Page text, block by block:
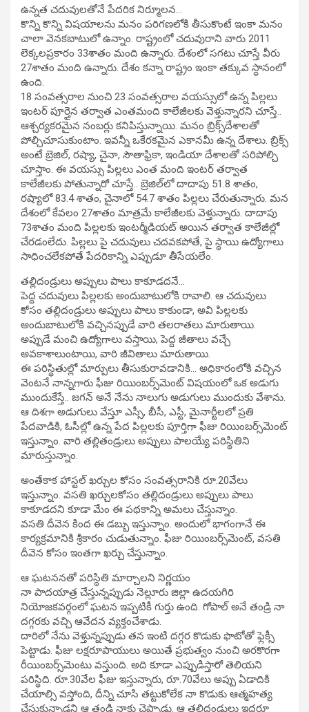
ఉన్నత చదువులతోనే పేదరిక నిర్మూలన…
కొన్ని కొన్ని విషయాలను మనం పరిగణలోకి తీసుకొంటే ఇంకా మనం
చాలా వెనకబాటులో ఉన్నాం. రాష్ట్రంలో చదువురాని వారు 2011
లెక్కలప్రకారం 33శాతం మంది ఉన్నారు. దేశంలో సగటు చూస్తే వీరు
27శాతం మంది ఉన్నారు. దేశం కన్నా రాష్ట్రం ఇంకా తక్కువ స్ధానంలో
ఉంది.
18 సంవత్సరాల నుంచి 23 సంవత్సరాల వయస్సులో ఉన్న పిల్లలు
ఇంటర్‌ పూర్తైన తర్వాత ఎంతమంది కాలేజీలకు వెళ్తున్నారని చూస్తే..
ఆశ్చర్యకరమైన నంబర్లు కనిపిస్తున్నాయి. మనం బ్రిక్స్‌దేశాలతో
పోల్చిచూసుకుంటాం. ఇవన్నీ ఒకేరకమైన ఎకానమీ ఉన్న దేశాలు. బ్రిక్స్‌
అంటే బ్రెజిల్, రష్యా, చైనా, సౌతాఫ్రికా, ఇండియా దేశాలతో సరిపోల్చి
చూస్తాం. ఈ వయస్సు పిల్లలు ఎంత మంది ఇంటర్‌ తర్వాత
కాలేజీలకు పోతున్నారో చూస్తే.. బ్రెజిల్‌లో దాదాపు 51.8 శాతం,
రష్యాలో 83.4 శాతం, చైనాలో 54.7 శాతం పిల్లలు చేరుతున్నారు. మన
దేశంలో కేవలం 27శాతం మాత్రమే కాలేజీలకు వెళ్తున్నారు. దాదాపు
73శాతం మంది పిల్లలకు ఇంటర్మీడియట్‌ అయిన తర్వాత కాలేజీల్లో
చేరడంలేదు. పిల్లలు పై చదువులు చదవకపోతే, పై స్ధాయి ఉద్యోగాలు
సాధించలేకపోతే పేదరికాన్ని ఎప్పుడూ తీసేయలేం.
తల్లిదండ్రులు అప్పులు పాలు కాకూడదనే…
పెద్ద చదువులు పిల్లలకు అందుబాటులోకి రావాలి. ఆ చదువులు
కోసం తల్లిదండ్రులు అప్పులు పాలు కాకుండా, అవి పిల్లలకు
అందుబాటులోకి వచ్చినప్పుడే వారి తలరాతలు మారుతాయి.
అప్పుడే మంచి ఉద్యోగాలు వస్తాయి, పెద్ద జీతాలు వచ్చే
అవకాశాలుంటాయి, వారి జీవితాలు మారుతాయి.
ఈ పరిస్థితుల్లో మార్పులు తీసుకురావడానికి… అధికారంలోకి వచ్చిన
వెంటనే నాన్నగారు ఫీజు రియింబర్స్‌మెంట్‌ విషయంలో ఒక అడుగు
ముందుకేస్తే.. జగన్‌ అనే నేను నాలుగు అడుగులు ముందుకు వేశాను.
ఆ దిశగా అడుగులు వేస్తూ ఎస్సీ, బీసీ, ఎస్టీ, మైనార్టీలలో ప్రతి
పేదవాడికి, ఓసీల్లో ఉన్న పేద పిల్లలకు పూర్తిగా ఫీజు రియింబర్స్‌మెంట్‌
ఇస్తున్నాం. వారి తల్లితండ్రులు అప్పులు పాలయ్యే పరిస్థితిని
మారుస్తున్నాం.
అంతేకాక హాస్టల్‌ ఖర్చుల కోసం సంవత్సరానికి రూ.20వేలు
ఇస్తున్నాం. వసతి ఖర్చులకోసం తల్లిదండ్రులు అప్పులు పాలు
కాకూడదని కూడా మేం ఈ పథకాన్ని అమలు చేస్తున్నాం.
వసతి దీవెన కింద ఈ డబ్బు ఇస్తున్నాం. అందులో భాగంగానే ఈ
కార్యక్రమానికి శ్రీకారం చుడుతున్నాం. ఫీజు రియింబర్స్‌మెంట్, వసతి
దీవెన కోసం ఇంతగా ఖర్చు చేస్తున్నాం.
ఆ ఘటననతో పరిస్ధితి మార్చాలని నిర్ణయం
నా పాదయాత్ర చేస్తున్నప్పుడు నెల్లూరు జిల్లా ఉదయగిరి
నియోజకవర్గంలో ఘటన ఇప్పటికీ గుర్తు ఉంది. గోపాల్‌ అనే తండ్రి నా
దగ్గరకు వచ్చి ఆవేదన వ్యక్తంచేశాడు.
దారిలో నేను వెళ్తున్నప్పుడు తన ఇంటి దగ్గర కొడుకు ఫొటోతో ఫ్లెక్సీ
పెట్టాడు. ఫీజు లక్షరూపాయులు అయితే ప్రభుత్వం నుంచి అరకొరగా
రీయింబర్స్‌మెంటు వస్తుంది. అది కూడా ఎప్పుడిస్తారో తెలియని
పరిస్థిది. రూ.30వేల ఫీజు ఇస్తున్నారు, రూ.70వేలు అప్పు ఏడాదికి
చేయాల్సి వస్తోంది, దీన్ని చూసి తట్టుకోలేక నా కొడుకు ఆత్మహత్య
చేసుకున్నాడని ఆ తండ్రి నాకు చెప్పాడు. ఆ తల్లిదండ్రులు ఇద్దరూ